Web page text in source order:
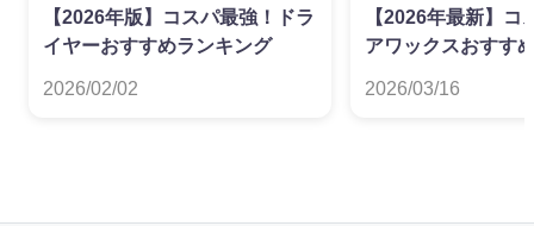
【2026年版】コスパ最強！ドラ
イヤーおすすめランキング
2026/02/02
【2026年最新】コ
アワックスおすす
2026/03/16